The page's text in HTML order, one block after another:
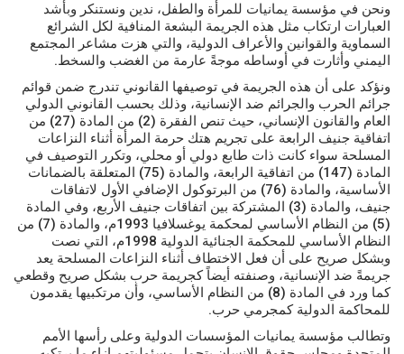
ونحن في مؤسسة يمانيات للمرأة والطفل، ندين ونستنكر وبأشد
العبارات ارتكاب مثل هذه الجريمة البشعة المنافية لكل الشرائع
السماوية والقوانين والأعراف الدولية، والتي هزت مشاعر المجتمع
اليمني وأثارت في أوساطه موجةً عارمة من الغضب والسخط.
ونؤكد على أن هذه الجريمة في توصيفها القانوني تندرج ضمن قوائم
جرائم الحرب والجرائم ضد الإنسانية، وذلك بحسب القانوني الدولي
العام والقانون الإنساني، حيث تنص الفقرة (2) من المادة (27) من
اتفاقية جنيف الرابعة على تجريم هتك حرمة المرأة أثناء النزاعات
المسلحة سواء كانت ذات طابع دولي أو محلي، وتكرر التوصيف في
المادة (147) من اتفاقية الرابعة، والمادة (75) المتعلقة بالضمانات
الأساسية، والمادة (76) من البرتوكول الإضافي الأول لاتفاقات
جنيف، والمادة (3) المشتركة بين اتفاقات جنيف الأربع، وفي المادة
(5) من النظام الأساسي لمحكمة يوغسلافيا 1993م، والمادة (7) من
النظام الأساسي للمحكمة الجنائية الدولية 1998م، التي نصت
وبشكل صريح على أن فعل الاختطاف أثناء النزاعات المسلحة يعد
جريمةً ضد الإنسانية، وصنفته أيضاً كجريمة حرب بشكل صريح وقطعي
كما ورد في المادة (8) من النظام الأساسي، وأن مرتكبيها يقدمون
للمحاكمة الدولية كمجرمي حرب.
وتطالب مؤسسة يمانيات المؤسسات الدولية وعلى رأسها الأمم